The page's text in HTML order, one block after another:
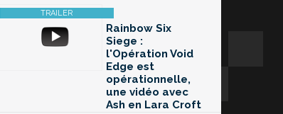
Rainbow Six
Siege :
l'Opération Void
Edge est
opérationnelle,
une vidéo avec
Ash en Lara Croft